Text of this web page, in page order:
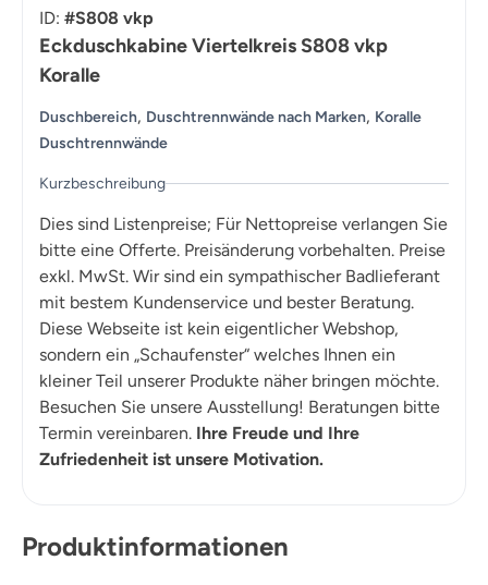
ID: #S808 vkp
Eckduschkabine Viertelkreis S808 vkp
Koralle
Duschbereich, Duschtrennwände nach Marken, Koralle
Duschtrennwände
Kurzbeschreibung
Dies sind Listenpreise; Für Nettopreise verlangen Sie
bitte eine Offerte. Preisänderung vorbehalten. Preise
exkl. MwSt. Wir sind ein sympathischer Badlieferant
mit bestem Kundenservice und bester Beratung.
Diese Webseite ist kein eigentlicher Webshop,
sondern ein „Schaufenster“ welches Ihnen ein
kleiner Teil unserer Produkte näher bringen möchte.
Besuchen Sie unsere Ausstellung! Beratungen bitte
Termin vereinbaren. Ihre Freude und Ihre
Zufriedenheit ist unsere Motivation.
Produktinformationen